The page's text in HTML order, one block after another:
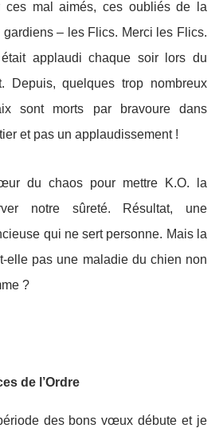
ces mal aimés, ces oubliés de la
– les Flics. Merci les Flics.
applaudi chaque soir lors du
Depuis, quelques trop nombreux
sont morts par bravoure dans
et pas un applaudissement !
du chaos pour mettre K.O. la
notre sûreté. Résultat, une
qui ne sert personne. Mais la
elle pas une maladie du chien non
?
de l’Ordre
des bons vœux débute et je